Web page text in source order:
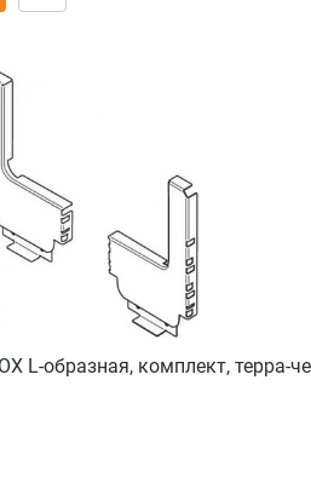
L-образная, комплект, терра-